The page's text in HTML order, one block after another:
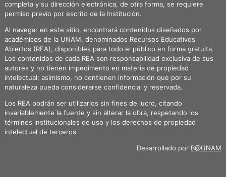
completa y su dirección electrónica, de otra forma, se requiere
permiso previo por escrito de la Institución.
Al navegar en este sitio, encontrará contenidos diseñados por
académicos de la UNAM, denominados Recursos Educativos
Abiertos (REA), disponibles para todo el público en forma gratuita.
Los contenidos de cada REA son responsabilidad exclusiva de sus
autores y no tienen impedimento en materia de propiedad
intelectual; asimismo, no contienen información que por su
naturaleza pueda considerarse confidencial y reservada.
Los REA podrán ser utilizarlos sin fines de lucro, citando
invariablemente la fuente y sin alterar la obra, respetando los
términos institucionales de uso y los derechos de propiedad
intelectual de terceros.
Desarrollado por B@UNAM